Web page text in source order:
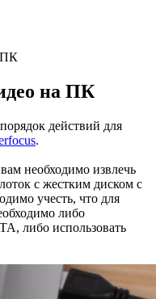
ПК
на ПК
действий для
.
необходимо извлечь
с жестким диском с
учесть, что для
либо
либо использовать